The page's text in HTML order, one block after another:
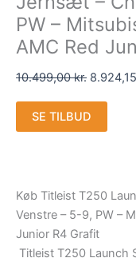
PW –
AMC Red
10.499,00kr. 8.924,15
SE TILBUD
Køb Titleist T250
Venstre – 5-9, PW –
Junior R4 Grafit
Titleist T250 Launch